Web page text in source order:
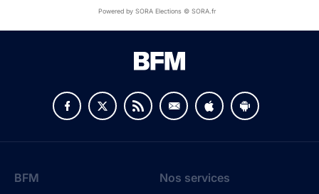
Powered by SORA Elections © SORA.fr
BFM Nos services